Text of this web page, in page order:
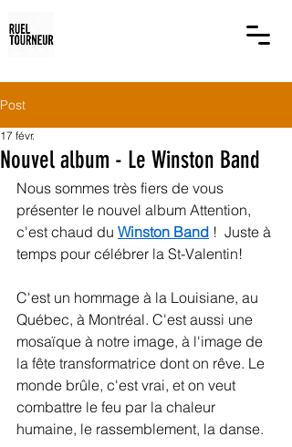
Post
Nouvel album - Le Winston Band
17 févr.
Nous sommes très fiers de vous
présenter le nouvel album Attention,
c'est chaud du Winston Band !  Juste à
temps pour célébrer la St-Valentin!
C'est un hommage à la Louisiane, au
Québec, à Montréal. C'est aussi une
mosaïque à notre image, à l'image de
la fête transformatrice dont on rêve. Le
monde brûle, c'est vrai, et on veut
combattre le feu par la chaleur
humaine, le rassemblement, la danse.